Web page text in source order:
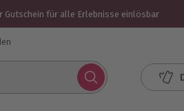
Gutschein für alle Erlebnisse einlösbar